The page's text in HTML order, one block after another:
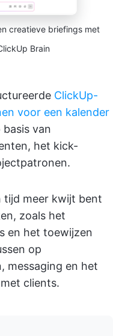
creatieve briefings met
Brain
ClickUp-
voor een kalender
basis van
het kick-
tijd meer kwijt bent
zoals het
en het toewijzen
op
messaging en het
clients.